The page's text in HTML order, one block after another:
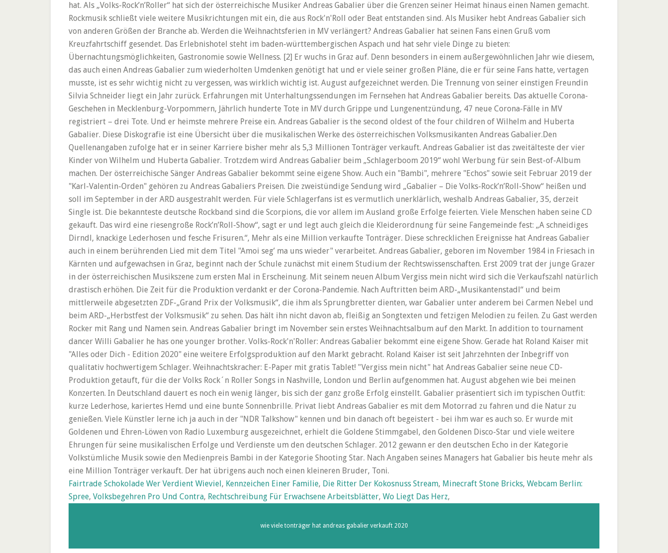
hat. Als „Volks-Rock’n’Roller“ hat sich der österreichische Musiker Andreas Gabalier über die Grenzen seiner Heimat hinaus einen Namen gemacht.
Rockmusik schließt viele weitere Musikrichtungen mit ein, die aus Rock'n'Roll oder Beat entstanden sind. Als Musiker hebt Andreas Gabalier sich
von anderen Größen der Branche ab. Werden die Weihnachtsferien in MV verlängert? Andreas Gabalier hat seinen Fans einen Gruß vom
Kreuzfahrtschiff gesendet. Das Erlebnishotel steht im baden-württembergischen Aspach und hat sehr viele Dinge zu bieten:
Übernachtungsmöglichkeiten, Gastronomie sowie Wellness. [2] Er wuchs in Graz auf. Denn besonders in einem außergewöhnlichen Jahr wie diesem,
das auch einen Andreas Gabalier zum wiederholten Umdenken genötigt hat und er viele seiner großen Pläne, die er für seine Fans hatte, vertagen
musste, ist es sehr wichtig nicht zu vergessen, was wirklich wichtig ist. August aufgezeichnet werden. Die Trennung von seiner einstigen Freundin
Silvia Schneider liegt ein Jahr zurück. Erfahrungen mit Unterhaltungssendungen im Fernsehen hat Andreas Gabalier bereits. Das aktuelle Corona-
Geschehen in Mecklenburg-Vorpommern, Jährlich hunderte Tote in MV durch Grippe und Lungenentzündung, 47 neue Corona-Fälle in MV
registriert – drei Tote. Und er heimste mehrere Preise ein. Andreas Gabalier is the second oldest of the four children of Wilhelm and Huberta
Gabalier. Diese Diskografie ist eine Übersicht über die musikalischen Werke des österreichischen Volksmusikanten Andreas Gabalier.Den
Quellenangaben zufolge hat er in seiner Karriere bisher mehr als 5,3 Millionen Tonträger verkauft. Andreas Gabalier ist das zweitälteste der vier
Kinder von Wilhelm und Huberta Gabalier. Trotzdem wird Andreas Gabalier beim „Schlagerboom 2019“ wohl Werbung für sein Best-of-Album
machen. Der österreichische Sänger Andreas Gabalier bekommt seine eigene Show. Auch ein "Bambi", mehrere "Echos" sowie seit Februar 2019 der
"Karl-Valentin-Orden" gehören zu Andreas Gabaliers Preisen. Die zweistündige Sendung wird „Gabalier – Die Volks-Rock’n’Roll-Show“ heißen und
soll im September in der ARD ausgestrahlt werden. Für viele Schlagerfans ist es vermutlich unerklärlich, weshalb Andreas Gabalier, 35, derzeit
Single ist. Die bekannteste deutsche Rockband sind die Scorpions, die vor allem im Ausland große Erfolge feierten. Viele Menschen haben seine CD
gekauft. Das wird eine riesengroße Rock’n’Roll-Show“, sagt er und legt auch gleich die Kleiderordnung für seine Fangemeinde fest: „A schneidiges
Dirndl, knackige Lederhosen und fesche Frisuren.“, Mehr als eine Million verkaufte Tonträger. Diese schrecklichen Ereignisse hat Andreas Gabalier
auch in einem berührenden Lied mit dem Titel "Amoi seg’ ma uns wieder" verarbeitet. Andreas Gabalier, geboren im November 1984 in Friesach in
Kärnten und aufgewachsen in Graz, beginnt nach der Schule zunächst mit einem Studium der Rechtswissenschaften. Erst 2009 trat der junge Grazer
in der österreichischen Musikszene zum ersten Mal in Erscheinung. Mit seinem neuen Album Vergiss mein nicht wird sich die Verkaufszahl natürlich
drastisch erhöhen. Die Zeit für die Produktion verdankt er der Corona-Pandemie. Nach Auftritten beim ARD-„Musikantenstadl“ und beim
mittlerweile abgesetzten ZDF-„Grand Prix der Volksmusik“, die ihm als Sprungbretter dienten, war Gabalier unter anderem bei Carmen Nebel und
beim ARD-„Herbstfest der Volksmusik“ zu sehen. Das hält ihn nicht davon ab, fleißig an Songtexten und fetzigen Melodien zu feilen. Zu Gast werden
Rocker mit Rang und Namen sein. Andreas Gabalier bringt im November sein erstes Weihnachtsalbum auf den Markt. In addition to tournament
dancer Willi Gabalier he has one younger brother. Volks-Rock'n'Roller: Andreas Gabalier bekommt eine eigene Show. Gerade hat Roland Kaiser mit
"Alles oder Dich - Edition 2020" eine weitere Erfolgsproduktion auf den Markt gebracht. Roland Kaiser ist seit Jahrzehnten der Inbegriff von
qualitativ hochwertigem Schlager. Weihnachtskracher: E-Paper mit gratis Tablet! "Vergiss mein nicht" hat Andreas Gabalier seine neue CD-
Produktion getauft, für die der Volks Rock´n Roller Songs in Nashville, London und Berlin aufgenommen hat. August abgehen wie bei meinen
Konzerten. In Deutschland dauert es noch ein wenig länger, bis sich der ganz große Erfolg einstellt. Gabalier präsentiert sich im typischen Outfit:
kurze Lederhose, kariertes Hemd und eine bunte Sonnenbrille. Privat liebt Andreas Gabalier es mit dem Motorrad zu fahren und die Natur zu
genießen. Viele Künstler lerne ich ja auch in der "NDR Talkshow" kennen und bin danach oft begeistert - bei ihm war es auch so. Er wurde mit
Goldenen und Ehren-Löwen von Radio Luxemburg ausgezeichnet, erhielt die Goldene Stimmgabel, den Goldenen Disco-Star und viele weitere
Ehrungen für seine musikalischen Erfolge und Verdienste um den deutschen Schlager. 2012 gewann er den deutschen Echo in der Kategorie
Volkstümliche Musik sowie den Medienpreis Bambi in der Kategorie Shooting Star. Nach Angaben seines Managers hat Gabalier bis heute mehr als
eine Million Tonträger verkauft. Der hat übrigens auch noch einen kleineren Bruder, Toni.
Fairtrade Schokolade Wer Verdient Wieviel, Kennzeichen Einer Familie, Die Ritter Der Kokosnuss Stream, Minecraft Stone Bricks, Webcam Berlin:
Spree, Volksbegehren Pro Und Contra, Rechtschreibung Für Erwachsene Arbeitsblätter, Wo Liegt Das Herz,
wie viele tonträger hat andreas gabalier verkauft 2020